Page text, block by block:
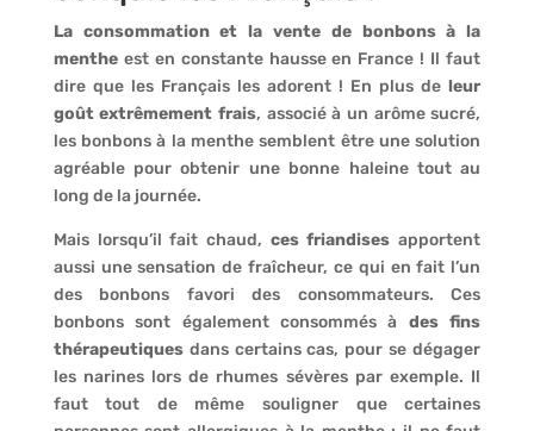
La consommation et la vente de bonbons à la
mentheest en constante hausse en France ! Il faut
dire que les Français les adorent ! En plus deleur
goût extrêmement frais, associé à un arôme sucré,
les bonbons à la menthe semblent être une solution
agréable pour obtenir une bonne haleine tout au
long de la journée.
Mais lorsqu’il fait chaud, ces friandises apportent
aussi une sensation de fraîcheur, ce qui en fait l’un
des bonbons favori des consommateurs. Ces
bonbons sont également consommés à des fins
thérapeutiquesdans certains cas, pour se dégager
les narines lors de rhumes sévères par exemple. Il
faut tout de même souligner que certaines